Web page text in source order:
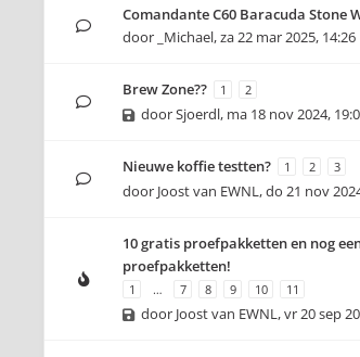
Comandante C60 Baracuda Stone
door _Michael,za 22 mar 2025, 14:26
Brew Zone?? 1 2
doorSjoerdl, ma 18 nov 2024,
Nieuwe koffie testten? 1 2 3
door Joost van EWNL,do 21 nov
10 gratis proefpakketten en nog
proefpakketten!
1 … 7 8 9 10 11
door Joost van EWNL,vr 20 sep